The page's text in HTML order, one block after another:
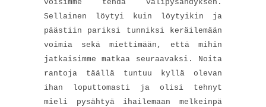
voisimme tehdä välipysähdyksen.
Sellainen löytyi kuin löytyikin ja
päästiin pariksi tunniksi keräilemään
voimia sekä miettimään, että mihin
jatkaisimme matkaa seuraavaksi. Noita
rantoja täällä tuntuu kyllä olevan
ihan loputtomasti ja olisi tehnyt
mieli pysähtyä ihailemaan melkeinpä